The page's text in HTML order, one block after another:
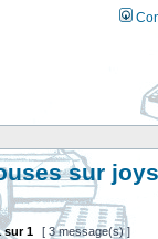
sur
sur1 [ 3 message(s) ]